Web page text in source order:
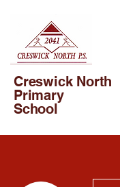
Creswick North
Primary
School